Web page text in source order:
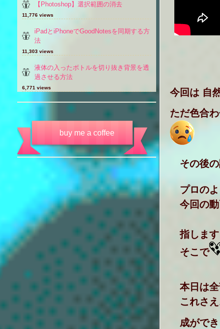
今回は 自
ただ色合
その後
プロの
今回の
指します
そこで
本日は
これさ
成がで
【Photoshop】選択範囲の消去
11,776 views
iPadとiPhoneでGoodNotesを同期する方
法
11,303 views
液体の入ったボトルを切り抜き背景を透
過させる方法
6,771 views
buy me a coffee